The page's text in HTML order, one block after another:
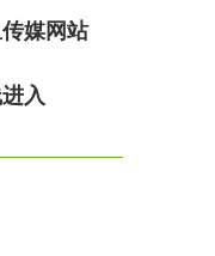
媒网站
入